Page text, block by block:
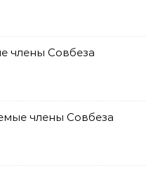
члены Совбеза
члены Совбеза